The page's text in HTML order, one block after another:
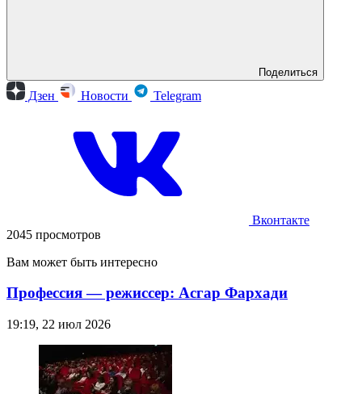
Поделиться
Дзен Новости Telegram
Вконтакте
2045 просмотров
Вам может быть интересно
Профессия — режиссер: Асгар Фархади
19:19, 22 июл 2026